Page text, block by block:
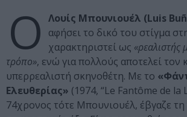
Ο Λουίς Μπουνιουέλ (Luis
αφήσει το δικό του στίγμα
χαρακτηριστεί ως «ρεαλιστής
τρόπο», ενώ για πολλούς αποτελεί τον
υπερρεαλιστή σκηνοθέτη. Με το
Ελευθερίας» (1974, “Le Fantôme de la
74χρονος τότε Μπουνιουέλ, έβγαζε